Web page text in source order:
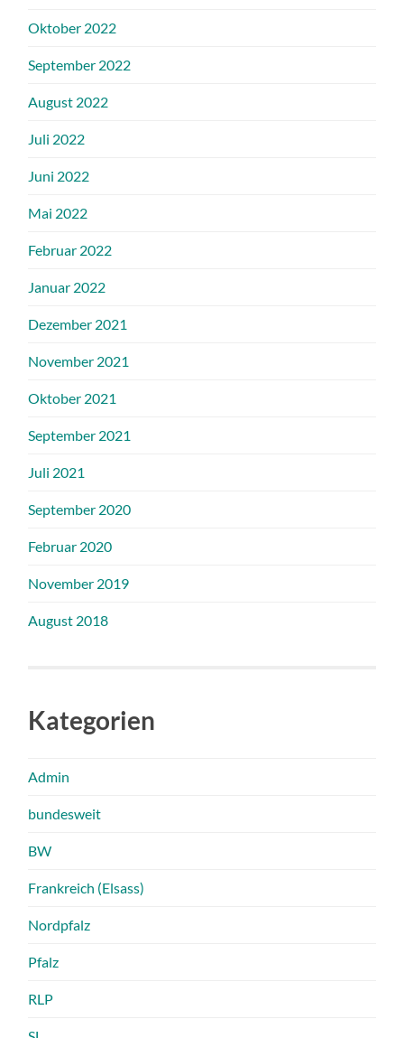
Oktober 2022
September 2022
August 2022
Juli 2022
Juni 2022
Mai 2022
Februar 2022
Januar 2022
Dezember 2021
November 2021
Oktober 2021
September 2021
Juli 2021
September 2020
Februar 2020
November 2019
August 2018
Kategorien
Admin
bundesweit
BW
Frankreich (Elsass)
Nordpfalz
Pfalz
RLP